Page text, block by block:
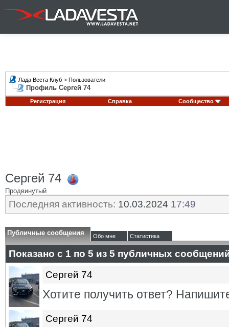
Лада Веста Клуб > Пользователи
Профиль Сергей 74
Регистрация Справка Сообщество
Сергей 74
Продвинутый
Последняя активность: 10.03.2024 17:49
Публичные сообщения Обо мне Статистика
Показано с 1 по 5 из 5 публичных
Сергей 74
Хотите получить ответ?
Сергей 74